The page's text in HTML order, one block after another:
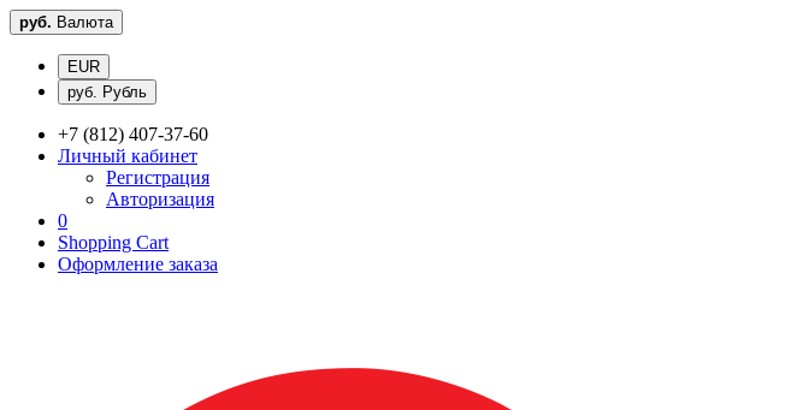
руб. Валюта
EUR
руб. Рубль
+7 (812) 407-37-60
Личный кабинет
Регистрация
Авторизация
0
Shopping Cart
Оформление заказа